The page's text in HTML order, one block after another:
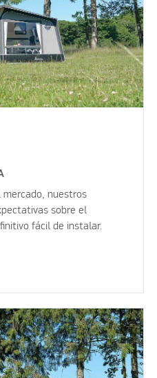
mercado, nuestros
sobre el
fácil de instalar.